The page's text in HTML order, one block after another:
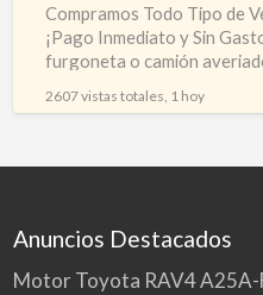
Compramos Todo Tipo de
¡Pago Inmediato y Sin
furgoneta o camión
2607 vistas totales, 1 hoy
Anuncios Destacados
Motor Toyota RAV4 A25A-